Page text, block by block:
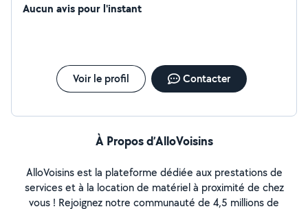
j'ai encore quelques disponibilités. A bientôt
Aucun avis pour l'instant
Voir le profil Contacter
À Propos d’AlloVoisins
AlloVoisins est la plateforme dédiée aux prestations de
services et à la location de matériel à proximité de chez
vous ! Rejoignez notre communauté de 4,5 millions de